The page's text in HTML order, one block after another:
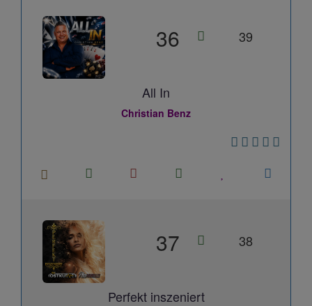
36 39
All In
Christian Benz
37 38
Perfekt inszeniert